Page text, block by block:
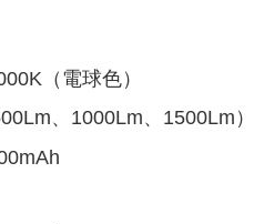
（電球色）
、1000Lm、1500Lm）